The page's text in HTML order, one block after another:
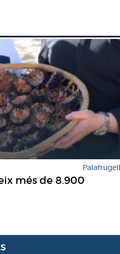
Palafrugell
més de 8.900